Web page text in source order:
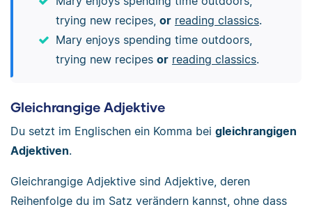
trying new recipes, or reading classics.
Mary enjoys spending time outdoors,
trying new recipes or reading classics.
Gleichrangige Adjektive
Du setzt im Englischen ein Komma bei gleichrangigen
Adjektiven.
Gleichrangige Adjektive sind Adjektive, deren
Reihenfolge du im Satz verändern kannst, ohne dass